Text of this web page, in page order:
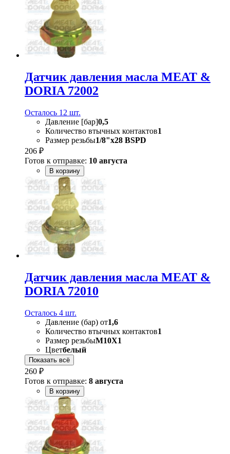
Датчик давления масла MEAT &
DORIA 72002
Осталось 12 шт.
Давление [бар]0,5
Количество втычных контактов1
Размер резьбы1/8"x28 BSPD
206 ₽
Готов к отправке: 10 августа
В корзину
Датчик давления масла MEAT &
DORIA 72010
Осталось 4 шт.
Давление (бар) от1,6
Количество втычных контактов1
Размер резьбыM10X1
Цветбелый
Показать всё
260 ₽
Готов к отправке: 8 августа
В корзину